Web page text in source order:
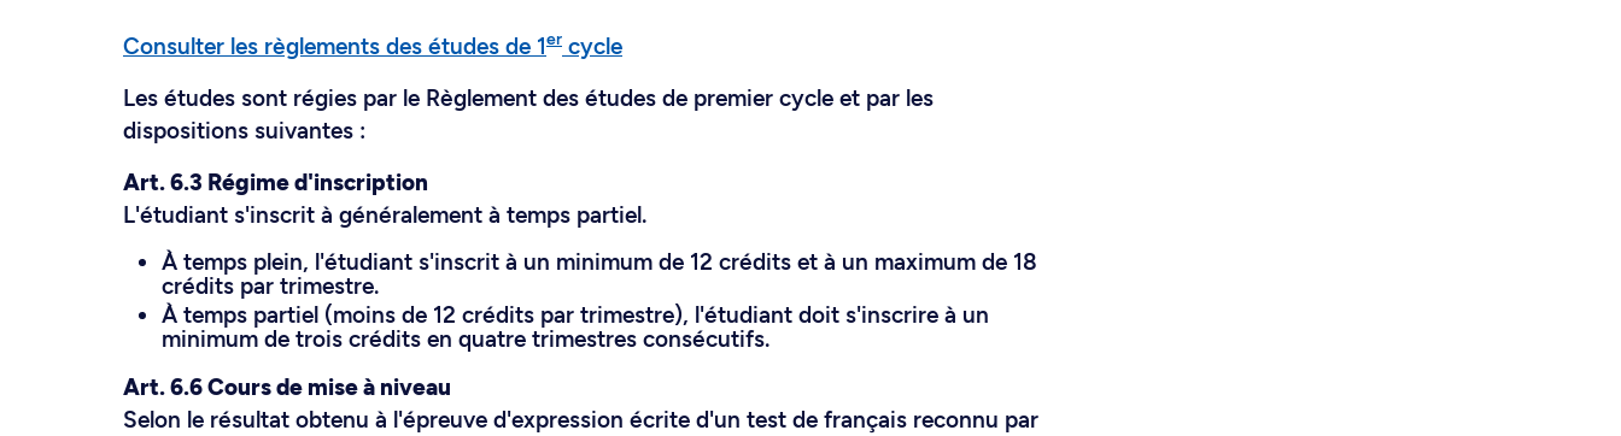
Consulter les règlements des études de 1er cycle
Les études sont régies par le Règlement des études de premier cycle et par les
dispositions suivantes :
Art. 6.3 Régime d'inscription
L'étudiant s'inscrit à généralement à temps partiel.
À temps plein, l'étudiant s'inscrit à un minimum de 12 crédits et à un maximum de 18
crédits par trimestre.
À temps partiel (moins de 12 crédits par trimestre), l'étudiant doit s'inscrire à un
minimum de trois crédits en quatre trimestres consécutifs.
Art. 6.6 Cours de mise à niveau
Selon le résultat obtenu à l'épreuve d'expression écrite d'un test de français reconnu par